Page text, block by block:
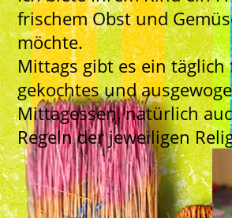
frischem Obst und
möchte.
Mittags gibt es ein täglich
gekochtes und
Mittagessen, natürlich
Regeln der jeweiligen